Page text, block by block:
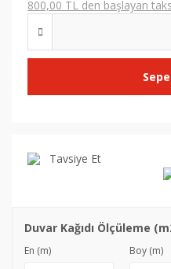
800,00 TL den başlayan
Tavsiye Et
Duvar Kağıdı Ölçüleme
En (m) Boy (m)